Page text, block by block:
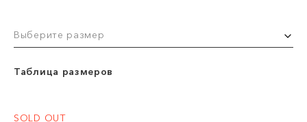
Выберите размер
Таблица размеров
SOLD OUT